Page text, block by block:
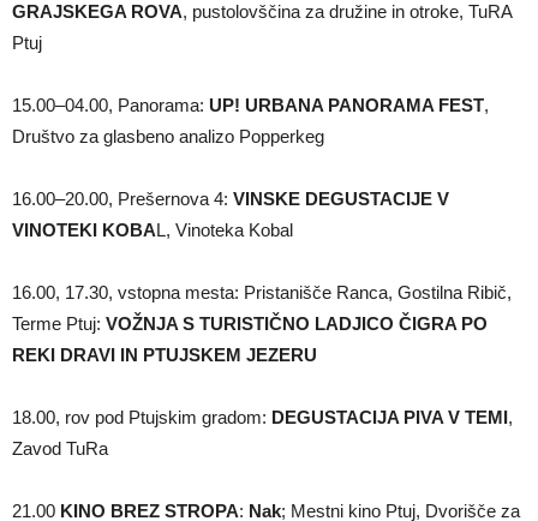
GRAJSKEGA ROVA, pustolovščina za družine in otroke, TuRA
Ptuj
15.00–04.00, Panorama: UP! URBANA PANORAMA FEST,
Društvo za glasbeno analizo Popperkeg
16.00–20.00, Prešernova 4: VINSKE DEGUSTACIJE V
VINOTEKI KOBAL, Vinoteka Kobal
16.00, 17.30, vstopna mesta: Pristanišče Ranca, Gostilna Ribič,
Terme Ptuj: VOŽNJA S TURISTIČNO LADJICO ČIGRA PO
REKI DRAVI IN PTUJSKEM JEZERU
18.00, rov pod Ptujskim gradom: DEGUSTACIJA PIVA V TEMI,
Zavod TuRa
21.00 KINO BREZ STROPA: Nak; Mestni kino Ptuj, Dvorišče za